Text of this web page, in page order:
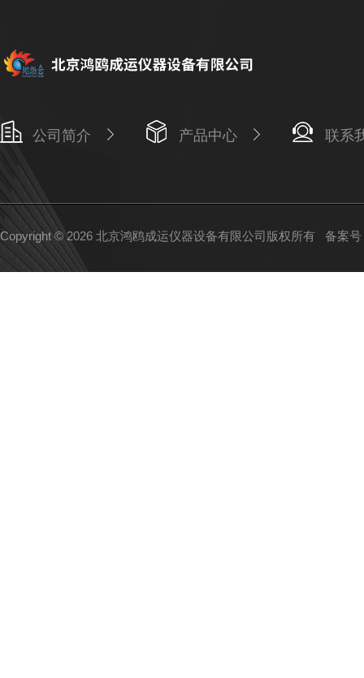
公司简介 产品中心 联系
Copyright © 2026 北京鸿鸥成运仪器设备有限公司版权所有 备案号